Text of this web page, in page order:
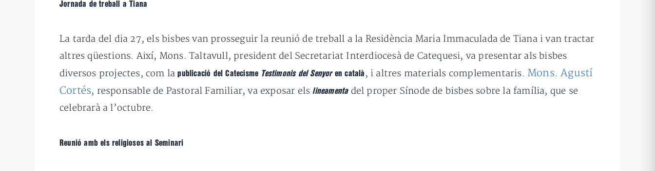
Jornada de treball a Tiana
La tarda del dia 27, els bisbes van prosseguir la reunió de treball a la Residència Maria Immaculada de Tiana i van tractar
altres qüestions. Així, Mons. Taltavull, president del Secretariat Interdiocesà de Catequesi, va presentar als bisbes
diversos projectes, com lapublicació del Catecisme Testimonis del Senyoren català , i altres materials complementaris.Mons. Agustí
Cortés, responsable de Pastoral Familiar, va exposar elslineamenta del proper Sínode de bisbes sobre la família, que se
celebrarà a l’octubre.
Reunió amb els religiosos al Seminari